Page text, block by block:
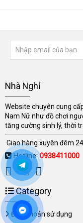
Nhà Nghỉ
Website chuyên cung
Nam Nữ như đồ chơi
tăng cường sinh lý, thời
Giao hàng xuyên đêm
Hotline: 0938411000
Category
Điều khoản sử dụng